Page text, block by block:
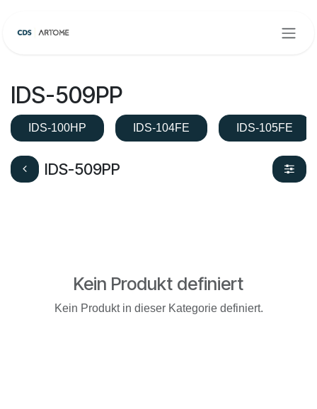
IDS-509PP
IDS-100HP IDS-104FE IDS-105FE
IDS-509PP
Kein Produkt definiert
Kein Produkt in dieser Kategorie definiert.